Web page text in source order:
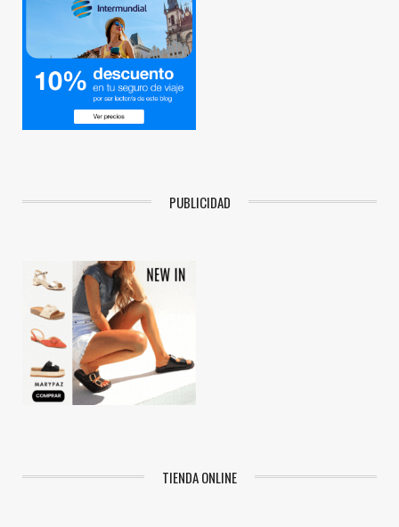
PUBLICIDAD
TIENDA ONLINE